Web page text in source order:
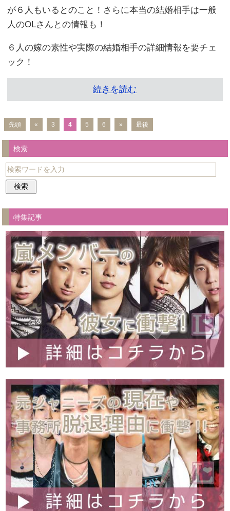
が６人もいるとのこと！さらに本当の結婚相手は一般
人のOLさんとの情報も！
６人の嫁の素性や実際の結婚相手の詳細情報を要チェ
ック！
続きを読む
先頭 « 3 4 5 6 » 最後
検索
特集記事